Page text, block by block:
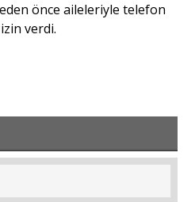
önce aileleriyle telefon
verdi.